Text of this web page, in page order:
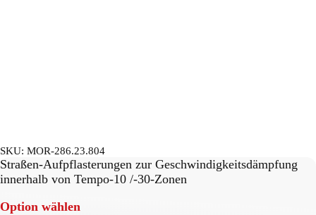
SKU: MOR-286.23.804
Straßen-Aufpflasterungen zur Geschwindigkeitsdämpfung
innerhalb von Tempo-10 /-30-Zonen
Option wählen